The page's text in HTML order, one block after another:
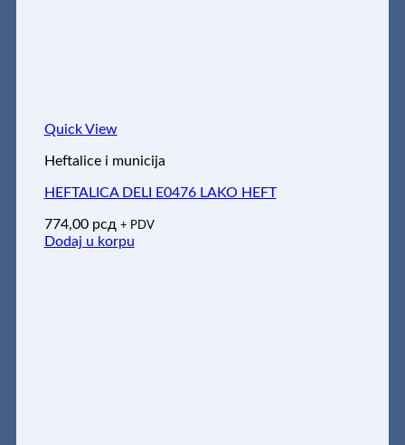
Quick View
Heftalice i municija
HEFTALICA DELI E0476 LAKO HEFT
774,00 рсд + PDV
Dodaj u korpu